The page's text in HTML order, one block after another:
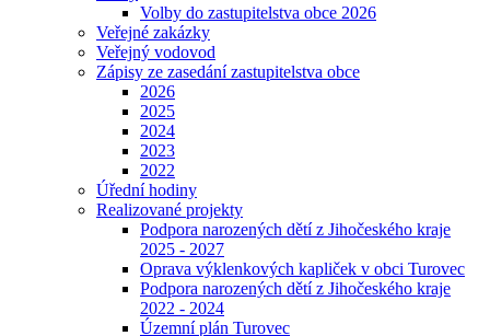
Volby do zastupitelstva obce 2026
Veřejné zakázky
Veřejný vodovod
Zápisy ze zasedání zastupitelstva obce
2026
2025
2024
2023
2022
Úřední hodiny
Realizované projekty
Podpora narozených dětí z Jihočeského kraje
2025 - 2027
Oprava výklenkových kapliček v obci Turovec
Podpora narozených dětí z Jihočeského kraje
2022 - 2024
Územní plán Turovec